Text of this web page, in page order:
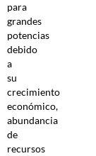
para
grandes
potencias
debido
a
su
crecimiento
económico,
abundancia
de
recursos